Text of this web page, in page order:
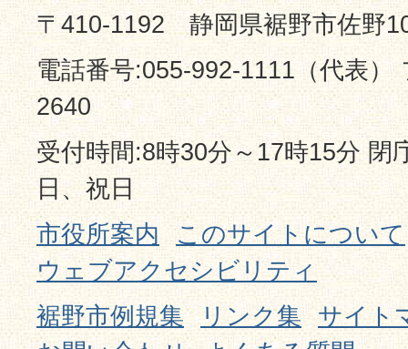
〒410-1192 静岡県裾野市佐野
電話番号:055-992-1111（代表）
2640
受付時間:8時30分～17時15分 閉
日、祝日
市役所案内
このサイトについて
ウェブアクセシビリティ
裾野市例規集
リンク集
サイト